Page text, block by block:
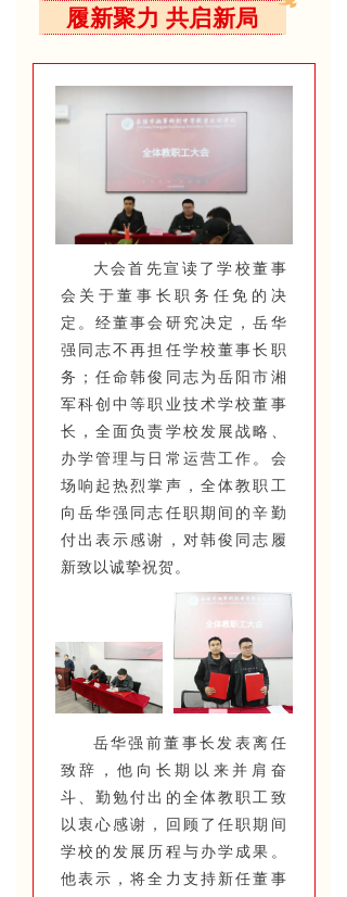
履新聚力 共启新局
大会首先宣读了学校董事
会关于董事长职务任免的决
定。经董事会研究决定，岳华
强同志不再担任学校董事长职
务；任命韩俊同志为岳阳市湘
军科创中等职业技术学校董事
长，全面负责学校发展战略、
办学管理与日常运营工作。会
场响起热烈掌声，全体教职工
向岳华强同志任职期间的辛勤
付出表示感谢，对韩俊同志履
新致以诚挚祝贺。
岳华强前董事长发表离任
致辞，他向长期以来并肩奋
斗、勤勉付出的全体教职工致
以衷心感谢，回顾了任职期间
学校的发展历程与办学成果。
他表示，将全力支持新任董事